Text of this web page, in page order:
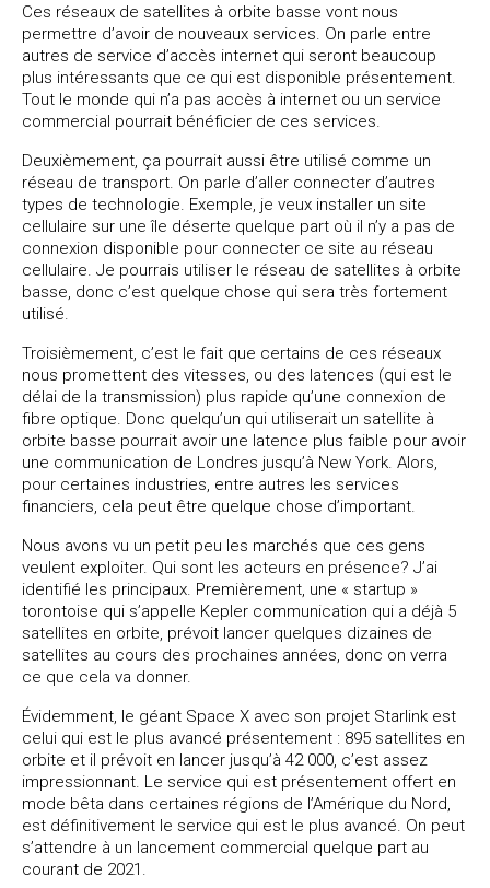
Ces réseaux de satellites à orbite basse vont nous
permettre d’avoir de nouveaux services. On parle entre
autres de service d’accès internet qui seront beaucoup
plus intéressants que ce qui est disponible présentement.
Tout le monde qui n’a pas accès à internet ou un service
commercial pourrait bénéficier de ces services.
Deuxièmement, ça pourrait aussi être utilisé comme un
réseau de transport. On parle d’aller connecter d’autres
types de technologie. Exemple, je veux installer un site
cellulaire sur une île déserte quelque part où il n’y a pas de
connexion disponible pour connecter ce site au réseau
cellulaire. Je pourrais utiliser le réseau de satellites à orbite
basse, donc c’est quelque chose qui sera très fortement
utilisé.
Troisièmement, c’est le fait que certains de ces réseaux
nous promettent des vitesses, ou des latences (qui est le
délai de la transmission) plus rapide qu’une connexion de
fibre optique. Donc quelqu’un qui utiliserait un satellite à
orbite basse pourrait avoir une latence plus faible pour avoir
une communication de Londres jusqu’à New York. Alors,
pour certaines industries, entre autres les services
financiers, cela peut être quelque chose d’important.
Nous avons vu un petit peu les marchés que ces gens
veulent exploiter. Qui sont les acteurs en présence? J’ai
identifié les principaux. Premièrement, une « startup »
torontoise qui s’appelle Kepler communication qui a déjà 5
satellites en orbite, prévoit lancer quelques dizaines de
satellites au cours des prochaines années, donc on verra
ce que cela va donner.
Évidemment, le géant Space X avec son projet Starlink est
celui qui est le plus avancé présentement : 895 satellites en
orbite et il prévoit en lancer jusqu’à 42 000, c’est assez
impressionnant. Le service qui est présentement offert en
mode bêta dans certaines régions de l’Amérique du Nord,
est définitivement le service qui est le plus avancé. On peut
s’attendre à un lancement commercial quelque part au
courant de 2021.